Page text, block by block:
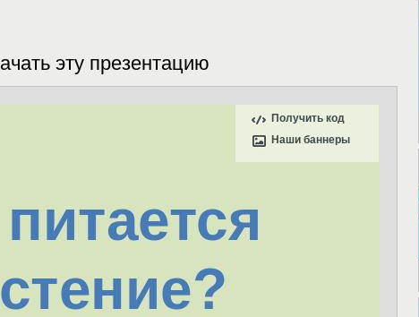
эту презентацию
Получить код
Наши баннеры